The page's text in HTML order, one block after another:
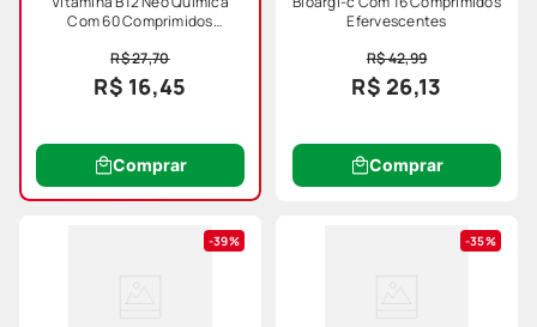
Com 60 Comprimidos
R$ 27,70
R$ 16,45
Comprar
Efervescentes
R$ 42,99
R$ 26,13
Comprar
39% 35%